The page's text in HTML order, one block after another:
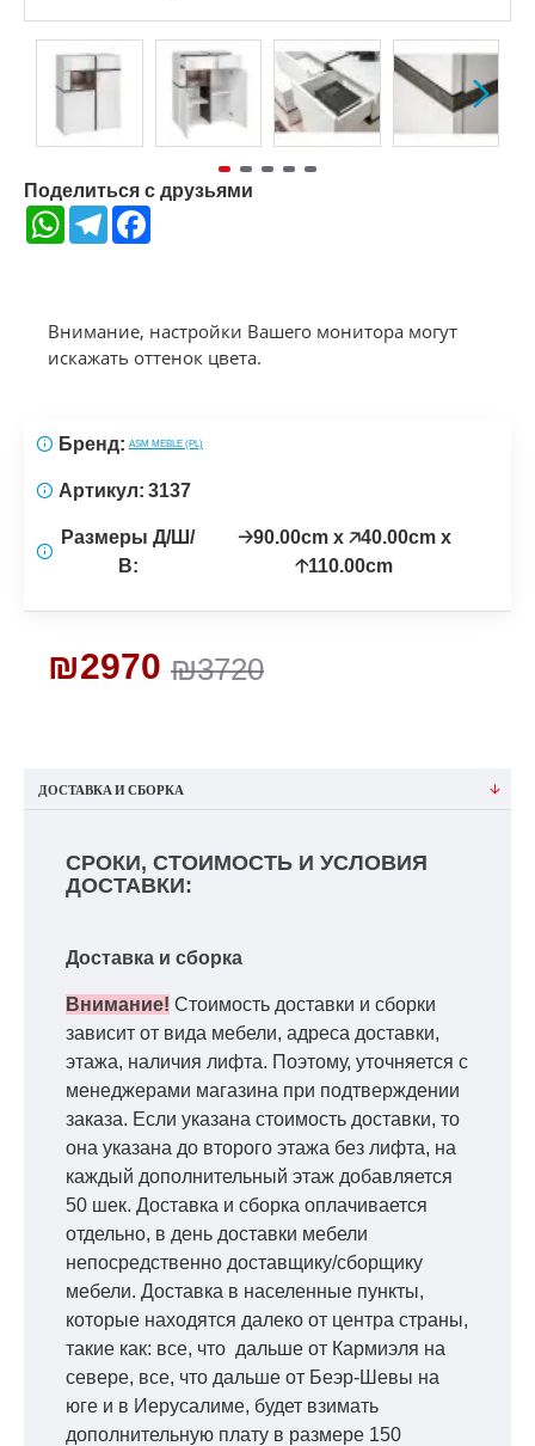
Поделиться с друзьями
WhatsAppTelegram
Внимание, настройки Вашего монитора могут
искажать оттенок цвета.
₪3720
₪2970
Бренд: ASM MEBLE (PL)
Артикул: 3137
Размеры Д/Ш/
В:
🡢90.00cm x 🡥40.00cm x
🡡110.00cm
ДОСТАВКА И СБОРКА
СРОКИ, СТОИМОСТЬ И УСЛОВИЯ
ДОСТАВКИ:
Доставка и сборка
Внимание! Стоимость доставки и сборки
зависит от вида мебели, адреса доставки,
этажа, наличия лифта. Поэтому, уточняется с
менеджерами магазина при подтверждении
заказа. Если указана стоимость доставки, то
она указана до второго этажа без лифта, на
каждый дополнительный этаж добавляется
50 шек. Доставка и сборка оплачивается
отдельно, в день доставки мебели
непосредственно доставщику/сборщику
мебели. Доставка в населенные пункты,
которые находятся далеко от центра страны,
такие как: все, что дальше от Кармиэля на
севере, все, что дальше от Беэр-Шевы на
юге и в Иерусалиме, будет взимать
дополнительную плату в размере 150